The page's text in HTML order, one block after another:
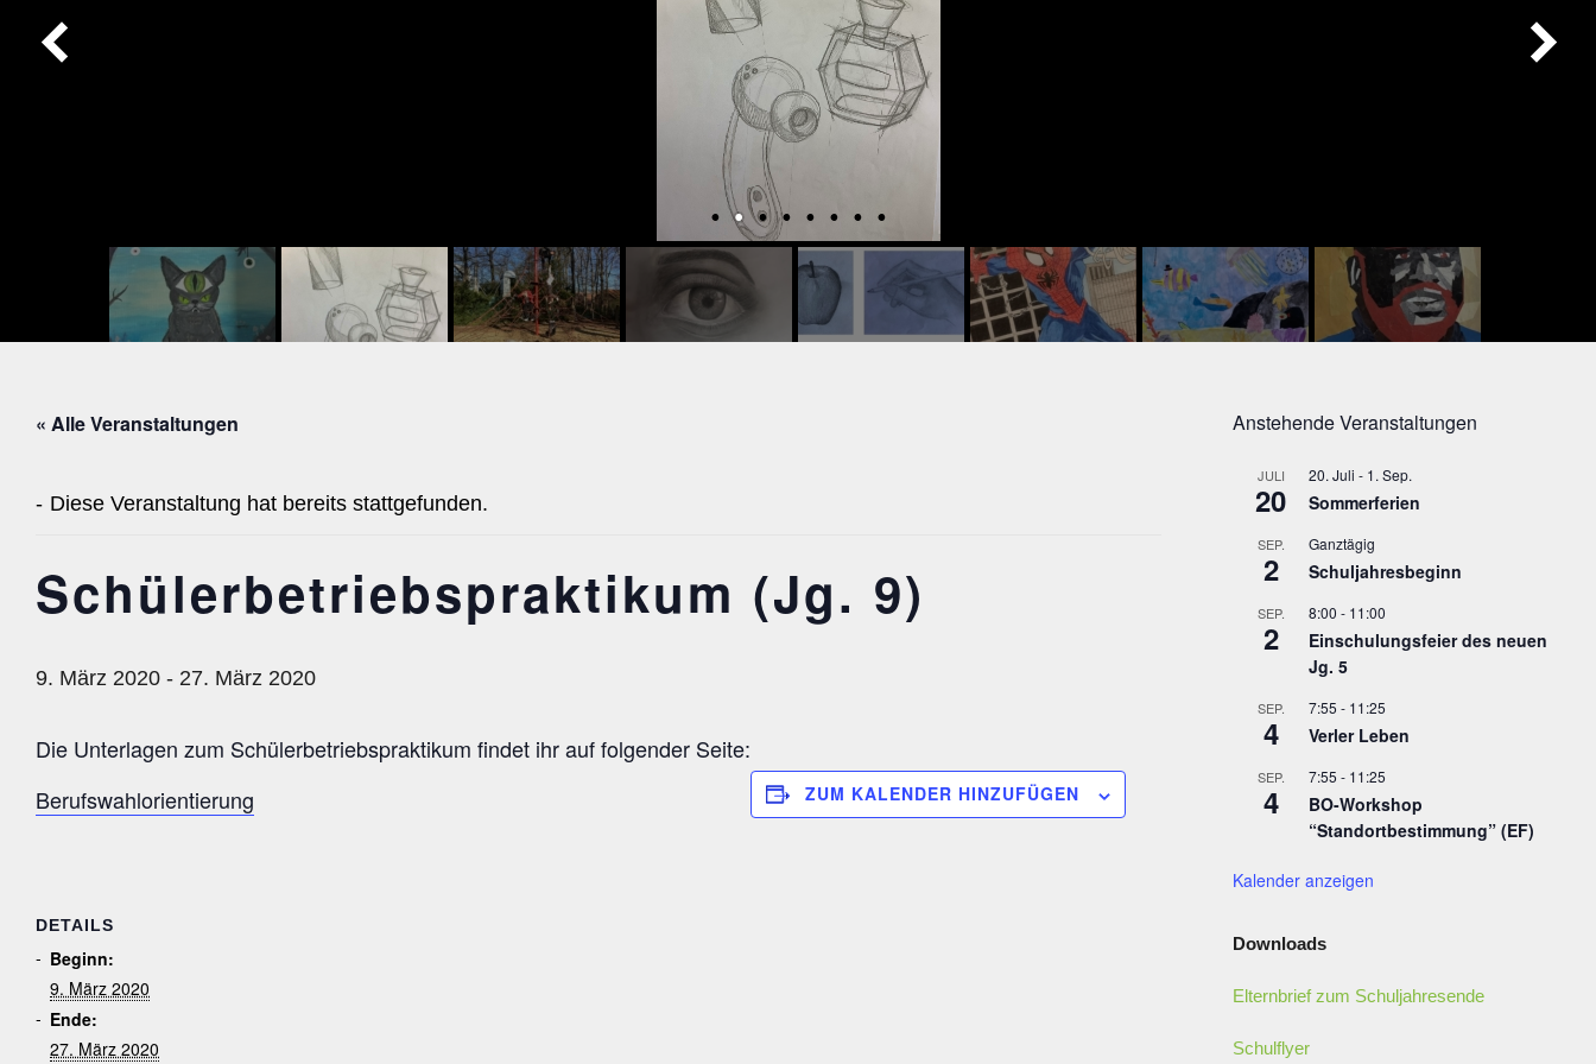
« Alle Veranstaltungen
Diese Veranstaltung hat bereits stattgefunden.
Schülerbetriebspraktikum (Jg. 9)
9. März 2020 - 27. März 2020
Die Unterlagen zum Schülerbetriebspraktikum findet ihr auf folgender Seite:
Berufswahlorientierung
ZUM KALENDER HINZUFÜGEN
DETAILS
Beginn:
9. März 2020
Ende:
27. März 2020
Anstehende Veranstaltungen
JULI
20
20. Juli - 1. Sep.
Sommerferien
SEP.
2
Ganztägig
Schuljahresbeginn
SEP.
2
8:00 - 11:00
Einschulungsfeier des neuen
Jg. 5
SEP.
4
7:55 - 11:25
Verler Leben
SEP.
4
7:55 - 11:25
BO-Workshop
“Standortbestimmung” (EF)
Kalender anzeigen
Downloads
Elternbrief zum Schuljahresende
Schulflyer